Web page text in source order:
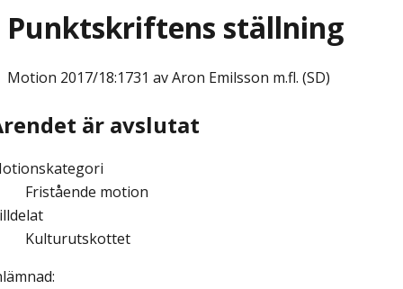
Punktskriftens ställning
Motion 2017/18:1731 av Aron Emilsson m.fl. (SD)
är avslutat
Fristående motion
Kulturutskottet
: